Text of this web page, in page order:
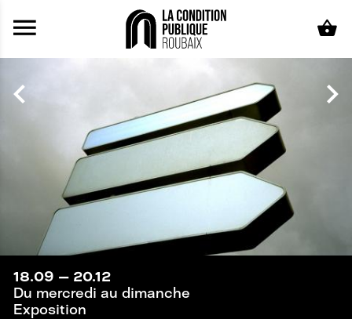
Aller au contenu principal
18.09 — 20.12
Du mercredi au dimanche
Exposition